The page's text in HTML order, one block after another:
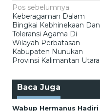
Navigasi
pos
Pos sebelumnya
Keberagaman Dalam
Bingkai Kebhinekaan Dan
Toleransi Agama Di
Wilayah Perbatasan
Kabupaten Nunukan
Provinsi Kalimantan Utara
Baca Juga
Wabup Hermanus Hadiri